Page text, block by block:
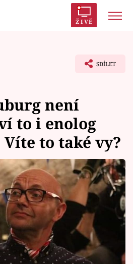
ŽIVĚ
SDÍLET
není
to i enolog
to také vy?